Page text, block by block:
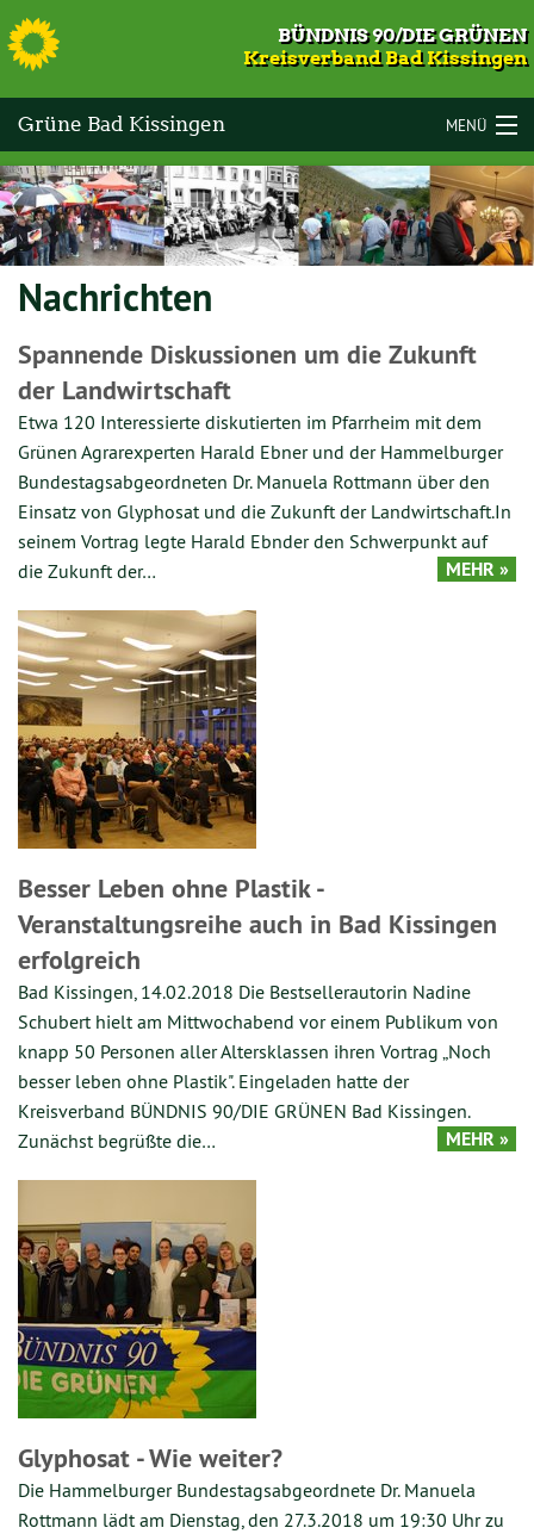
S
BÜNDNIS 90/DIE GRÜNEN
Kreisverband Bad Kissingen
Grüne Bad Kissingen MENÜ
LANDKREIS BAD KISSINGEN
VOR ORT
KOMMUNALWAHLEN 2026
MITMACHEN
GESCHICHTE
Nachrichten
Spannende Diskussionen um die Zukunft
der Landwirtschaft
Etwa 120 Interessierte diskutierten im Pfarrheim mit dem
Grünen Agrarexperten Harald Ebner und der Hammelburger
Bundestagsabgeordneten Dr. Manuela Rottmann über den
Einsatz von Glyphosat und die Zukunft der Landwirtschaft.In
seinem Vortrag legte Harald Ebnder den Schwerpunkt auf
die Zukunft der…
MEHR »
Besser Leben ohne Plastik -
Veranstaltungsreihe auch in Bad Kissingen
erfolgreich
Bad Kissingen, 14.02.2018 Die Bestsellerautorin Nadine
Schubert hielt am Mittwochabend vor einem Publikum von
knapp 50 Personen aller Altersklassen ihren Vortrag „Noch
besser leben ohne Plastik". Eingeladen hatte der
Kreisverband BÜNDNIS 90/DIE GRÜNEN Bad Kissingen.
Zunächst begrüßte die…
MEHR »
Glyphosat - Wie weiter?
Die Hammelburger Bundestagsabgeordnete Dr. Manuela
Rottmann lädt am Dienstag, den 27.3.2018 um 19:30 Uhr zu